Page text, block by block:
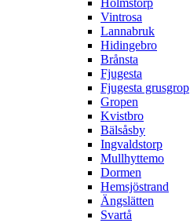
Holmstorp
Vintrosa
Lannabruk
Hidingebro
Brånsta
Fjugesta
Fjugesta grusgrop
Gropen
Kvistbro
Bälsåsby
Ingvaldstorp
Mullhyttemo
Dormen
Hemsjöstrand
Ängslätten
Svartå